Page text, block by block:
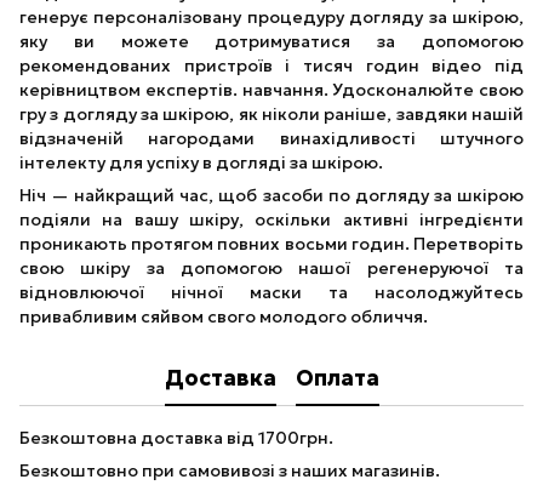
генерує персоналізовану процедуру догляду за шкірою,
яку ви можете дотримуватися за допомогою
рекомендованих пристроїв і тисяч годин відео під
керівництвом експертів. навчання. Удосконалюйте свою
гру з догляду за шкірою, як ніколи раніше, завдяки нашій
відзначеній нагородами винахідливості штучного
інтелекту для успіху в догляді за шкірою.
Ніч — найкращий час, щоб засоби по догляду за шкірою
подіяли на вашу шкіру, оскільки активні інгредієнти
проникають протягом повних восьми годин. Перетворіть
свою шкіру за допомогою нашої регенеруючої та
відновлюючої нічної маски та насолоджуйтесь
привабливим сяйвом свого молодого обличчя.
Доставка Оплата
Безкоштовна доставка від 1700грн.
Безкоштовно при самовивозі з наших магазинів.